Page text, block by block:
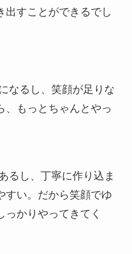
出すことができるでし
なるし、笑顔が足りな
、もっとちゃんとやっ
るし、丁寧に作り込ま
すい。だから笑顔でゆ
っかりやってきてく